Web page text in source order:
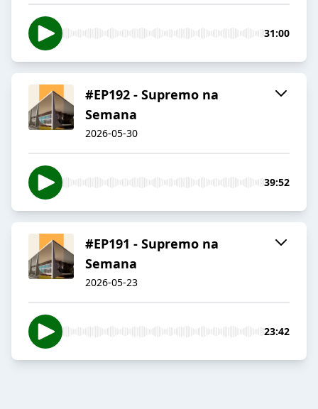
31:00
#EP192 - Supremo na
Semana
2026-05-30
39:52
#EP191 - Supremo na
Semana
2026-05-23
23:42